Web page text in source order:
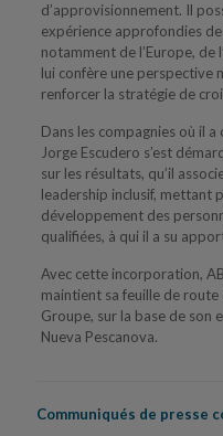
d’approvisionnement. Il
expérience approfondies
notamment de l’Europe, de
lui confère une perspective
renforcer la stratégie de
Dans les compagnies où il
Jorge Escudero s’est
sur les résultats, qu’il
leadership inclusif, mettant
développement des
qualifiées, à qui il a su
Avec cette incorporation,
maintient sa feuille de
Groupe, sur la base de son
Nueva Pescanova.
Communiqués de presse